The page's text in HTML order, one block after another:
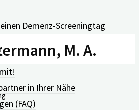
Demenz-Screeningtag
in Ihrer Nähe
(FAQ)
M. A.